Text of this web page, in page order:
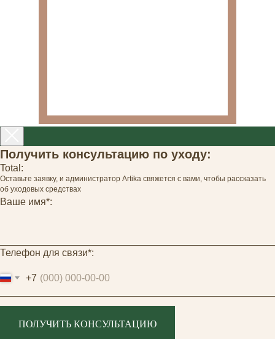
Получить консультацию по уходу:
Total:
Оставьте заявку, и администратор Artika свяжется с вами, чтобы рассказать
об уходовых средствах
Ваше имя*:
Телефон для связи*:
+7
ПОЛУЧИТЬ КОНСУЛЬТАЦИЮ